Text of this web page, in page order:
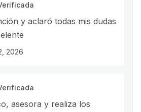
y aclaró todas mis dudas
2026
asesora y realiza los